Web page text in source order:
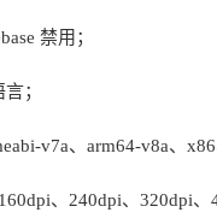
禁用；
；
v7a、arm64-v8a、x86
、240dpi、320dpi、